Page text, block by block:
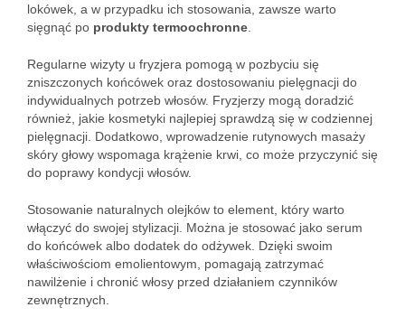
lokówek, a w przypadku ich stosowania, zawsze warto
sięgnąć po produkty termoochronne
Regularne wizyty u fryzjera pomogą w pozbyciu się
zniszczonych końcówek oraz dostosowaniu pielęgnacji do
indywidualnych potrzeb włosów. Fryzjerzy mogą doradzić
również, jakie kosmetyki najlepiej sprawdzą się w codziennej
pielęgnacji. Dodatkowo, wprowadzenie rutynowych masaży
skóry głowy wspomaga krążenie krwi, co może przyczynić się
do poprawy kondycji włosów.
Stosowanie naturalnych olejków to element, który warto
włączyć do swojej stylizacji. Można je stosować jako serum
do końcówek albo dodatek do odżywek. Dzięki swoim
właściwościom emolientowym, pomagają zatrzymać
nawilżenie i chronić włosy przed działaniem czynników
zewnętrznych.